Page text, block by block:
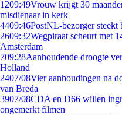
1209:49Vrouw krijgt 30
misdienaar in kerk
4409:46PostNL-bezorger steekt
2609:32Wegpiraat scheurt met
Amsterdam
709:28Aanhoudende droogte
Holland
2407/08Vier aanhoudingen na
van Breda
3907/08CDA en D66 willen
ongemerkt filmen